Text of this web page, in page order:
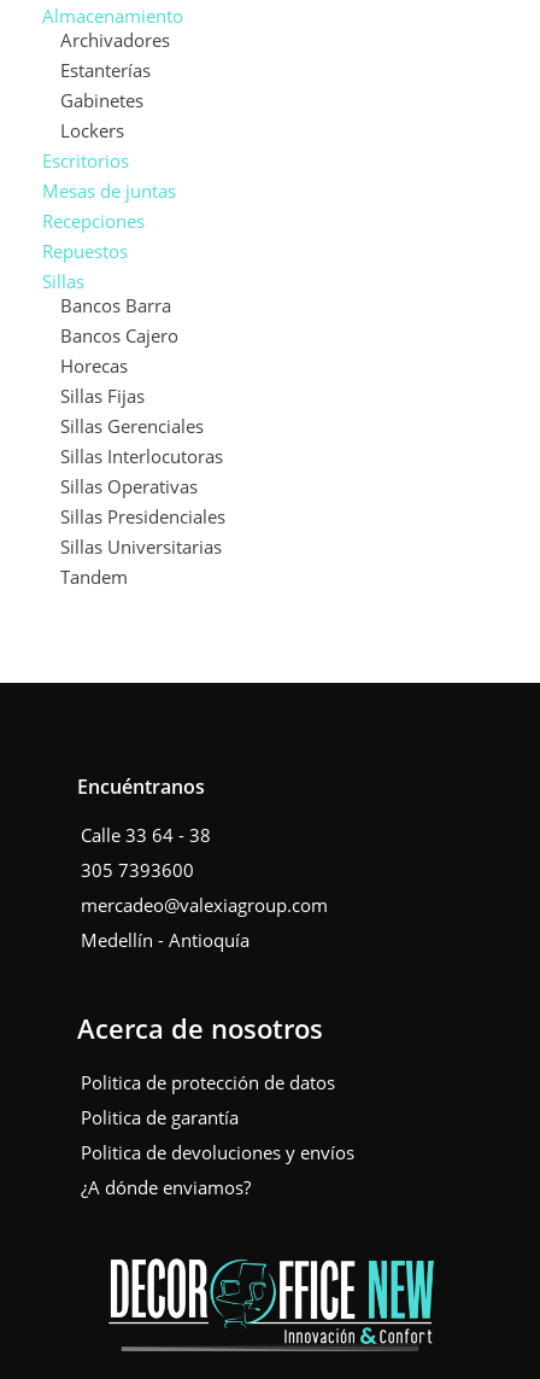
Almacenamiento
Archivadores
Estanterías
Gabinetes
Lockers
Escritorios
Mesas de juntas
Recepciones
Repuestos
Sillas
Bancos Barra
Bancos Cajero
Horecas
Sillas Fijas
Sillas Gerenciales
Sillas Interlocutoras
Sillas Operativas
Sillas Presidenciales
Sillas Universitarias
Tandem
Encuéntranos
Calle 33 64 - 38
305 7393600
mercadeo@valexiagroup.com
Medellín - Antioquía
Acerca de nosotros
Politica de protección de datos
Politica de garantía
Politica de devoluciones y envíos
¿A dónde enviamos?